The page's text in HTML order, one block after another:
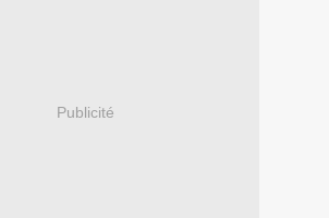
Publicité